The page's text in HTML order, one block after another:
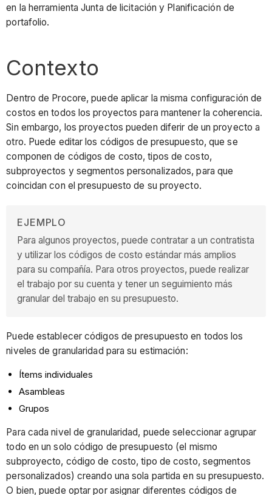
en la herramienta Junta de licitación y Planificación de
portafolio.
Contexto
Dentro de Procore, puede aplicar la misma configuración de
costos en todos los proyectos para mantener la coherencia.
Sin embargo, los proyectos pueden diferir de un proyecto a
otro. Puede editar los códigos de presupuesto, que se
componen de códigos de costo, tipos de costo,
subproyectos y segmentos personalizados, para que
coincidan con el presupuesto de su proyecto.
EJEMPLO
Para algunos proyectos, puede contratar a un contratista
y utilizar los códigos de costo estándar más amplios
para su compañía. Para otros proyectos, puede realizar
el trabajo por su cuenta y tener un seguimiento más
granular del trabajo en su presupuesto.
Puede establecer códigos de presupuesto en todos los
niveles de granularidad para su estimación:
Ítems individuales
Asambleas
Grupos
Para cada nivel de granularidad, puede seleccionar agrupar
todo en un solo código de presupuesto (el mismo
subproyecto, código de costo, tipo de costo, segmentos
personalizados) creando una sola partida en su presupuesto.
O bien, puede optar por asignar diferentes códigos de